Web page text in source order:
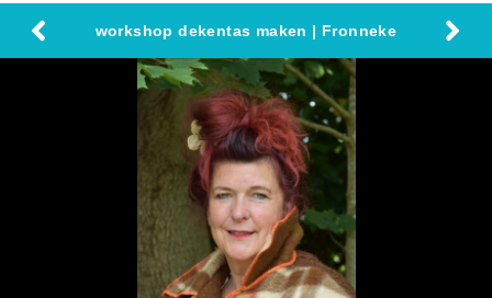
workshop dekentas maken | Fronneke